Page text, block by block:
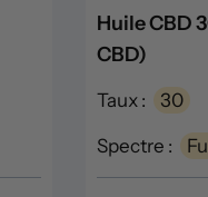
Huile CBD
CBD)
Taux : 30
Spectre :